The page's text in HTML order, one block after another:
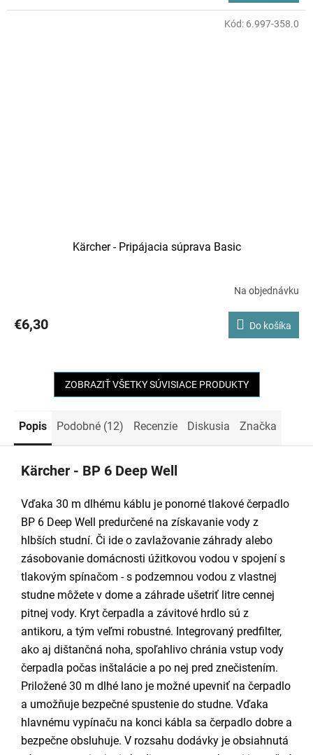
Kärcher - Pripájacia súprava Basic
Na objednávku
€6,30 Do košíka
Kód: 6.997-358.0
ZOBRAZIŤ VŠETKY SÚVISIACE PRODUKTY
Popis Podobné (12) Recenzie Diskusia Značka
Kärcher - BP 6 Deep Well
Vďaka 30 m dlhému káblu je ponorné tlakové čerpadlo
BP 6 Deep Well predurčené na získavanie vody z
hlbších studní. Či ide o zavlažovanie záhrady alebo
zásobovanie domácnosti úžitkovou vodou v spojení s
tlakovým spínačom - s podzemnou vodou z vlastnej
studne môžete v dome a záhrade ušetriť litre cennej
pitnej vody. Kryt čerpadla a závitové hrdlo sú z
antikoru, a tým veľmi robustné. Integrovaný predfilter,
ako aj dištančná noha, spoľahlivo chránia vstup vody
čerpadla počas inštalácie a po nej pred znečistením.
Priložené 30 m dlhé lano je možné upevniť na čerpadlo
a umožňuje bezpečné spustenie do studne. Vďaka
hlavnému vypínaču na konci kábla sa čerpadlo dobre a
bezpečne obsluhuje. V rozsahu dodávky je obsiahnutá